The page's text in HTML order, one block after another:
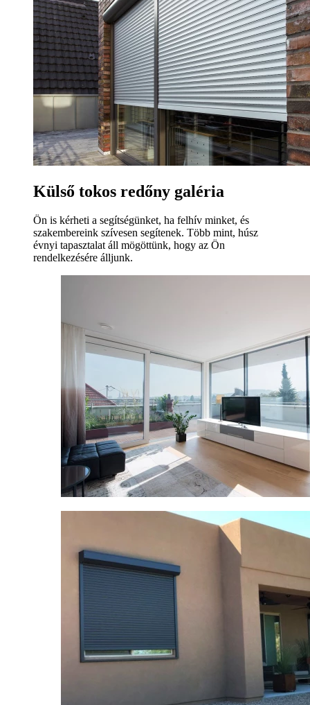
Külső tokos redőny galéria
Ön is kérheti a segítségünket, ha felhív minket, és
szakembereink szívesen segítenek. Több mint, húsz
évnyi tapasztalat áll mögöttünk, hogy az Ön
rendelkezésére álljunk.